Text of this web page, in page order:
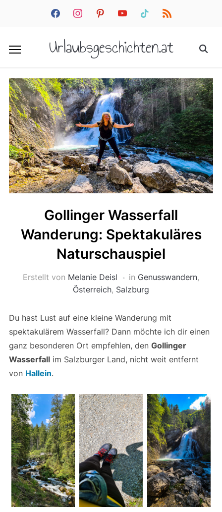
facebookinstagrampinterestyoutube tiktok rss
Urlaubsgeschichten.at
Gollinger Wasserfall
Wanderung: Spektakuläres
Naturschauspiel
Erstellt von Melanie Deisl in Genusswandern,
Österreich, Salzburg
Du hast Lust auf eine kleine Wanderung mit
spektakulärem Wasserfall? Dann möchte ich dir einen
ganz besonderen Ort empfehlen, den Gollinger
Wasserfallim Salzburger Land, nicht weit entfernt
von Hallein.